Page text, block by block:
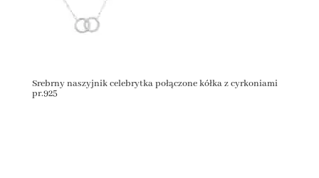
Srebrny naszyjnik celebrytka połączone kółka z cyrkoniami
pr.925